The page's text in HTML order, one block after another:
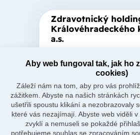
Zdravotnický
Královéhradeckého
a.s.
založená
krajem, který je jediným
akcionářem společnosti.
Aby web fungoval tak, jak ho
cookies)
Záleží nám na tom, aby pro vás
zážitkem. Abyste na našich stránkách
ušetřili spoustu klikání a nezobrazovaly
které vás nezajímají. Abyste web viděli
zvyklí a nemuseli se pokaždé
potřebujeme souhlas se zpracováním